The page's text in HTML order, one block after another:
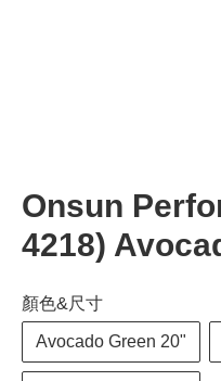
Onsun
4218)
顏色&尺寸
Avocado Green 20"